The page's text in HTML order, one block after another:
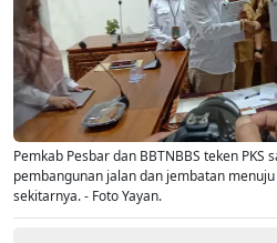
Pemkab Pesbar dan BBTNBBS teken PKS
pembangunan jalan dan jembatan
sekitarnya. - Foto Yayan.